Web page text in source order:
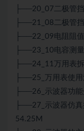
├──20_07二极管
├──21_08二极管
├──22_09电阻阻
├──23_10电容测
├──24_11万用表
├──25_万用表使
├──26_示波器功
├──27_示波器仿
54.25M